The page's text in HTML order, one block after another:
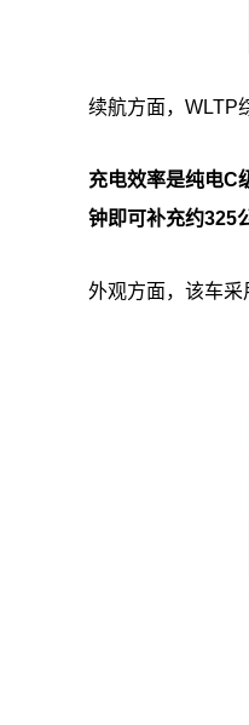
续航方面，WLTP
充电效率是纯电C
钟即可补充约325
外观方面，该车采